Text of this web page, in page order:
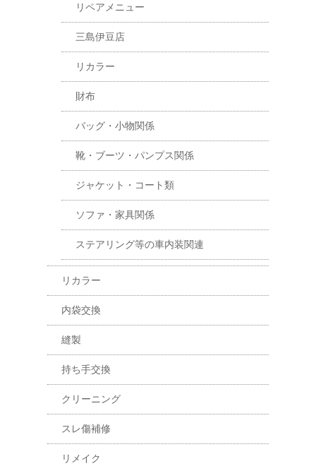
リペアメニュー
三島伊豆店
リカラー
財布
バッグ・小物関係
靴・ブーツ・パンプス関係
ジャケット・コート類
ソファ・家具関係
ステアリング等の車内装関連
リカラー
内袋交換
縫製
持ち手交換
クリーニング
スレ傷補修
リメイク